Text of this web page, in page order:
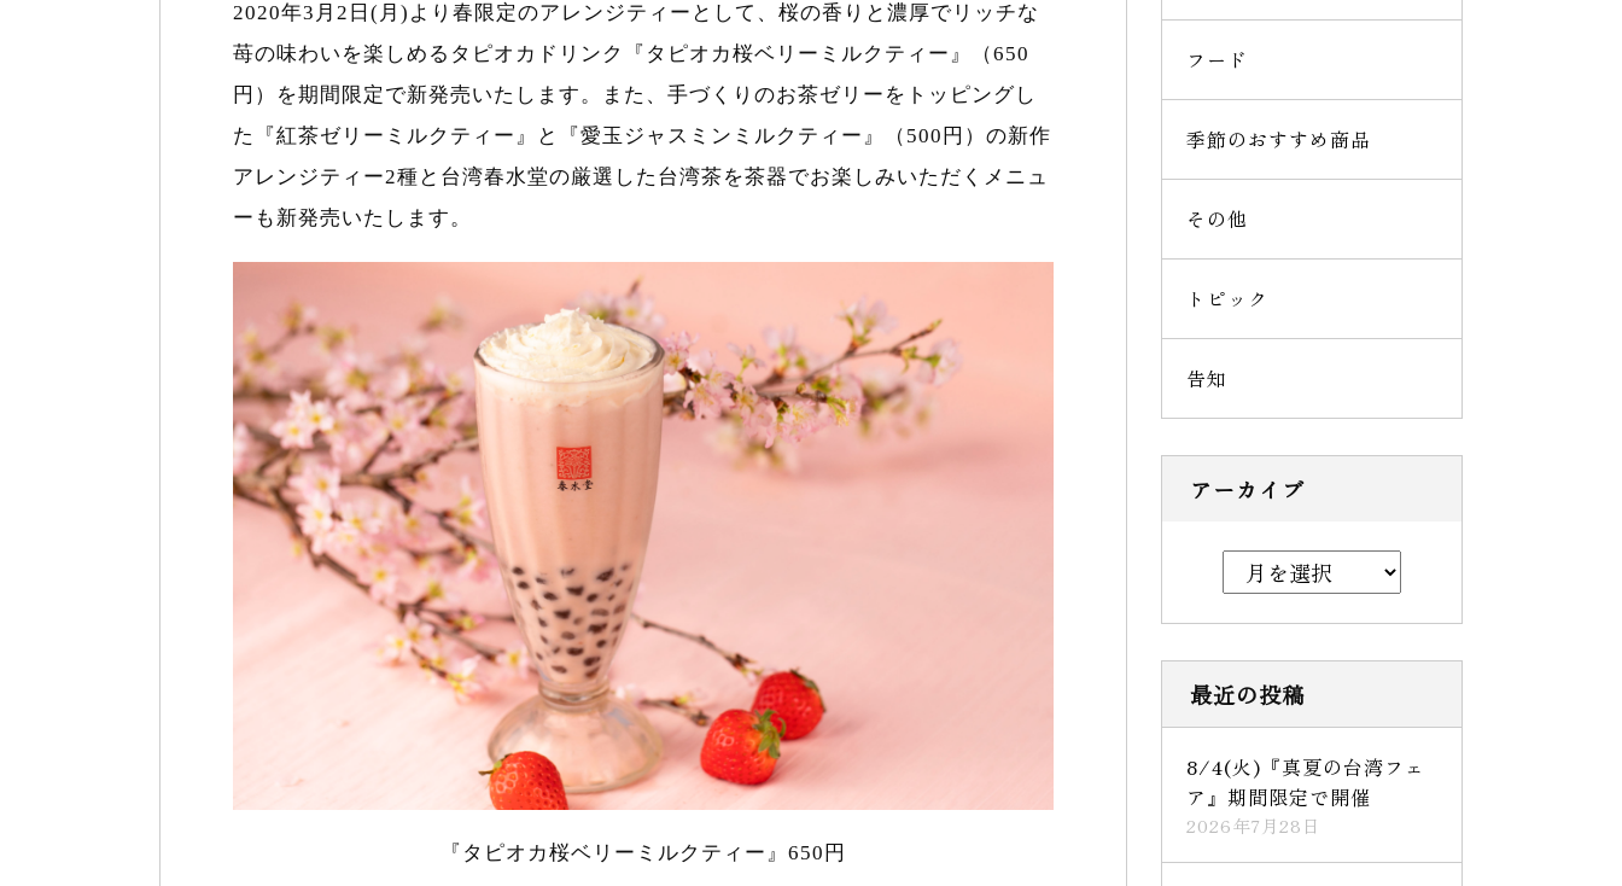
2020年3月2日(月)より春限定のアレンジティーとして、桜の香りと濃厚でリッチな
苺の味わいを楽しめるタピオカドリンク『タピオカ桜ベリーミルクティー』（650
円）を期間限定で新発売いたします。また、手づくりのお茶ゼリーをトッピングし
た『紅茶ゼリーミルクティー』と『愛玉ジャスミンミルクティー』（500円）の新作
アレンジティー2種と台湾春水堂の厳選した台湾茶を茶器でお楽しみいただくメニュ
ーも新発売いたします。
『タピオカ桜ベリーミルクティー』650円
フード
季節のおすすめ商品
その他
トピック
告知
アーカイブ
最近の投稿
8/4(火)『真夏の台湾フェ
ア』期間限定で開催
2026年7月28日